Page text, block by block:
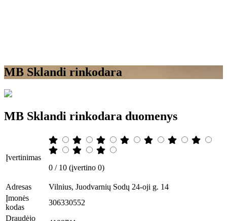
MB Sklandi rinkodara
MB Sklandi rinkodara duomenys
Įvertinimas
0 / 10 (įvertino 0)
Adresas
Vilnius, Juodvarnių Sodų 24-oji g. 14
Įmonės
kodas
306330552
Draudėjo